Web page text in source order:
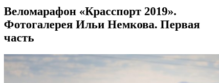
Веломарафон «Красспорт 2019».
Фотогалерея Ильи Немкова. Первая
часть